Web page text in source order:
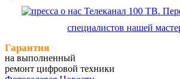
Телеканал 100 ТВ.
специалистов нашей
Гарантия
на выполненный
ремонт цифровой техники